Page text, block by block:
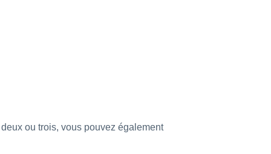
ou trois, vous pouvez également